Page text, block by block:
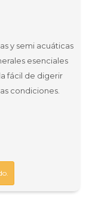
y semi acuáticas
esenciales
fácil de digerir
condiciones.